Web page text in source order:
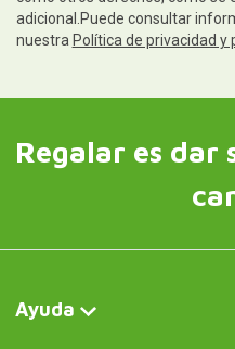
adicional.Puede consultar
nuestra Política de privacidad y
Regalar es dar
Ayuda